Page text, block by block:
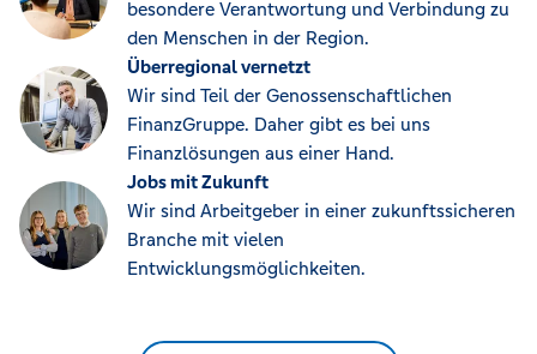
besondere Verantwortung und Verbindung zu
den Menschen in der Region.
Überregional vernetzt
Wir sind Teil der Genossenschaftlichen
FinanzGruppe. Daher gibt es bei uns
Finanzlösungen aus einer Hand.
Jobs mit Zukunft
Wir sind Arbeitgeber in einer zukunftssicheren
Branche mit vielen
Entwicklungsmöglichkeiten.